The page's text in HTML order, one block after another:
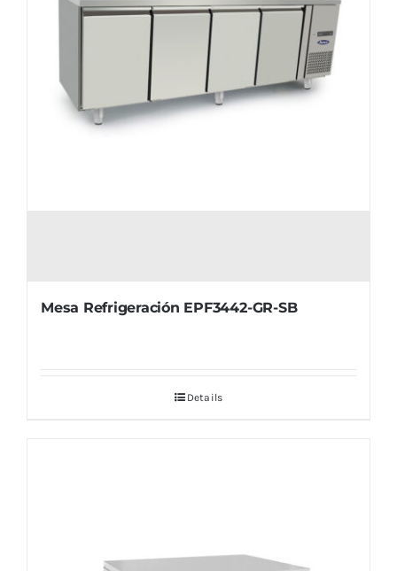
Mesa Refrigeración EPF3442-GR-SB
Details